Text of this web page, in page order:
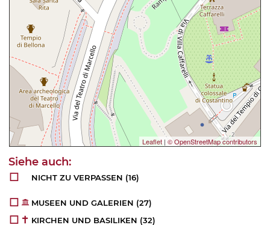
Leaflet | © OpenStreetMap contributors
NICHT ZU VERPASSEN (16)
MUSEEN UND GALERIEN (27)
KIRCHEN UND BASILIKEN (32)